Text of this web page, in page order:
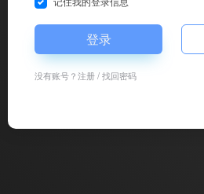
登录
没有账号？注册/找回密码